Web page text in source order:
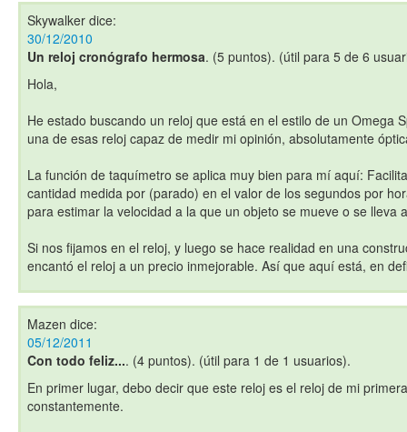
Skywalker dice:
30/12/2010
Un reloj cronógrafo hermosa. (5 puntos). (útil para 5 de 6
Hola,
He estado buscando un reloj que está en el estilo de un Omega
una de esas reloj capaz de medir mi opinión, absolutamente
La función de taquímetro se aplica muy bien para mí aquí:
cantidad medida por (parado) en el valor de los segundos por
para estimar la velocidad a la que un objeto se mueve o se lleva
Si nos fijamos en el reloj, y luego se hace realidad en una
encantó el reloj a un precio inmejorable. Así que aquí está, en
Mazen dice:
05/12/2011
Con todo feliz.... (4 puntos). (útil para 1 de 1 usuarios).
En primer lugar, debo decir que este reloj es el reloj de mi
constantemente.